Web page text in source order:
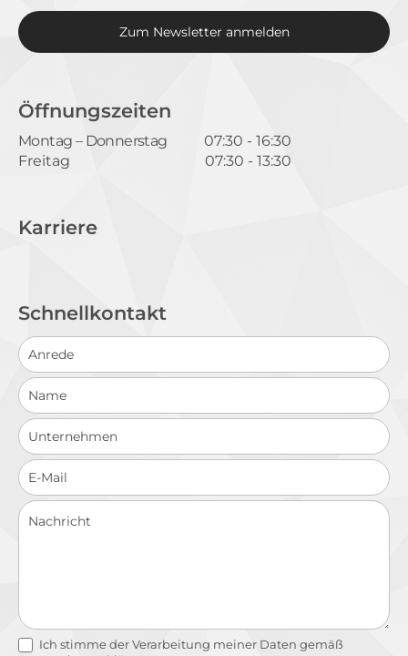
Instagram-
Facebook-
YouTube-
Kanal
LinkedIn-
Profil
Xing-
Profil
Zum Newsletter anmelden
Öffnungszeiten
Montag – Donnerstag
07:30 - 16:30
Freitag
07:30 - 13:30
Karriere
Schnellkontakt
Schnellkontakt
Ich stimme der Verarbeitung meiner Daten gemäß